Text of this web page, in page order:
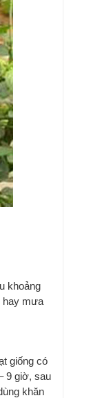
khoảng
hay mưa
giống có
9 giờ, sau
khăn